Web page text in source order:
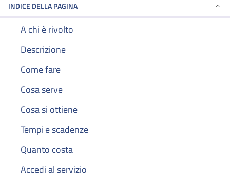
INDICE DELLA PAGINA
A chi è rivolto
Descrizione
Come fare
Cosa serve
Cosa si ottiene
Tempi e scadenze
Quanto costa
Accedi al servizio